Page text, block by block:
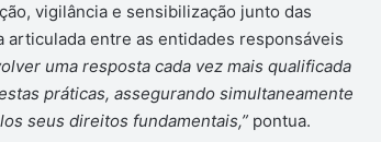
vigilância e sensibilização junto das
entre as entidades responsáveis
uma resposta cada vez mais qualificada
práticas, assegurando simultaneamente
seus direitos fundamentais,” pontua.